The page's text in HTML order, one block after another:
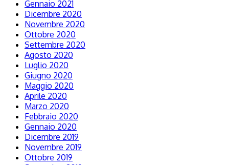
Gennaio 2021
Dicembre 2020
Novembre 2020
Ottobre 2020
Settembre 2020
Agosto 2020
Luglio 2020
Giugno 2020
Maggio 2020
Aprile 2020
Marzo 2020
Febbraio 2020
Gennaio 2020
Dicembre 2019
Novembre 2019
Ottobre 2019